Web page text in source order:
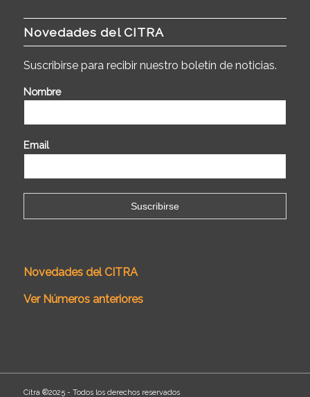
Novedades del CITRA
Suscribirse para recibir nuestro boletín de noticias.
Nombre
Email
Novedades del CITRA
Ver Números anteriores
Citra ®2025 - Todos los derechos reservados